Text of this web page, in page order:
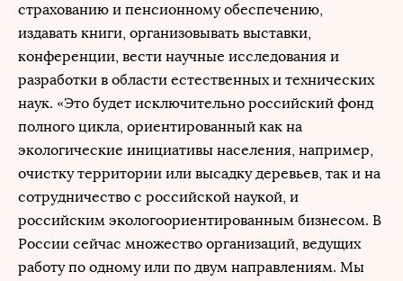
страхованию и пенсионному обеспечению,
издавать книги, организовывать выставки,
конференции, вести научные исследования и
разработки в области естественных и технических
наук. «Это будет исключительно российский фонд
полного цикла, ориентированный как на
экологические инициативы населения, например,
очистку территории или высадку деревьев, так и на
сотрудничество с российской наукой, и
российским экологоориентированным бизнесом. В
России сейчас множество организаций, ведущих
работу по одному или по двум направлениям. Мы